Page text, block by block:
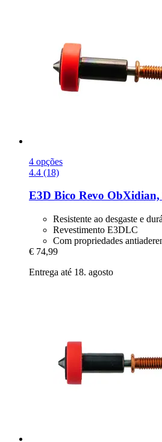
4 opções
4.4 (18)
E3D Bico Revo ObXidian,
Resistente ao desgaste e
Revestimento E3DLC
Com propriedades
€ 74,99
Entrega até 18. agosto